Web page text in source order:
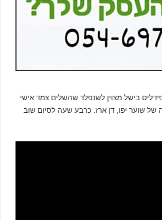
בישל מצוין לשנפלד שהשלים צמד אישי
של שוער יפו, דן ארז. כרבע שעה לסיום שוב